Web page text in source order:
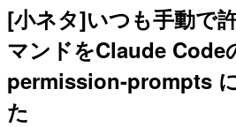
[小ネタ]いつも手動で
マンドをClaude Code
permission-prompts
た